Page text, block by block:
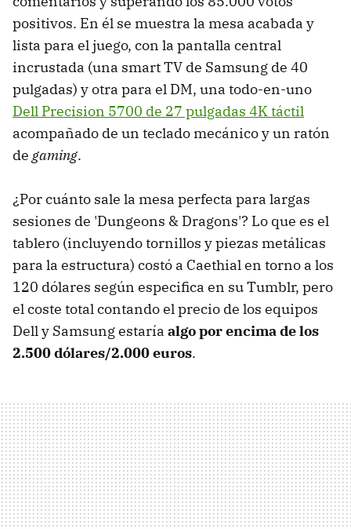
positivos. En él se muestra la mesa acabada y
lista para el juego, con la pantalla central
incrustada (una smart TV de Samsung de 40
pulgadas) y otra para el DM, una todo-en-uno
Dell Precision 5700 de 27 pulgadas 4K táctil
acompañado de un teclado mecánico y un ratón
de gaming.
¿Por cuánto sale la mesa perfecta para largas
sesiones de 'Dungeons & Dragons'? Lo que es el
tablero (incluyendo tornillos y piezas metálicas
para la estructura) costó a Caethial en torno a los
120 dólares según especifica en su Tumblr, pero
el coste total contando el precio de los equipos
Dell y Samsung estaría algo por encima de los
2.500 dólares/2.000 euros.